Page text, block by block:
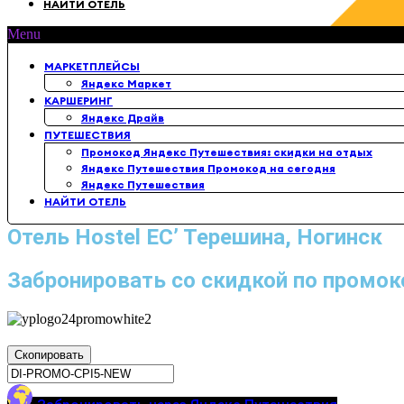
НАЙТИ ОТЕЛЬ
Menu
МАРКЕТПЛЕЙСЫ
Яндекс Маркет
КАРШЕРИНГ
Яндекс Драйв
ПУТЕШЕСТВИЯ
Промокод Яндекс Путешествия: скидки на отдых
Яндекс Путешествия Промокод на сегодня
Яндекс Путешествия
НАЙТИ ОТЕЛЬ
Отель Hostel ЕС’ Терешина, Ногинск
Забронировать со скидкой по
Скопировать